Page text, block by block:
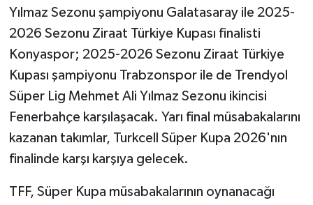
Yılmaz Sezonu şampiyonu Galatasaray ile 2025-
2026 Sezonu Ziraat Türkiye Kupası finalisti
Konyaspor; 2025-2026 Sezonu Ziraat Türkiye
Kupası şampiyonu Trabzonspor ile de Trendyol
Süper Lig Mehmet Ali Yılmaz Sezonu ikincisi
Fenerbahçe karşılaşacak. Yarı final müsabakalarını
kazanan takımlar, Turkcell Süper Kupa 2026'nın
finalinde karşı karşıya gelecek.
TFF, Süper Kupa müsabakalarının oynanacağı